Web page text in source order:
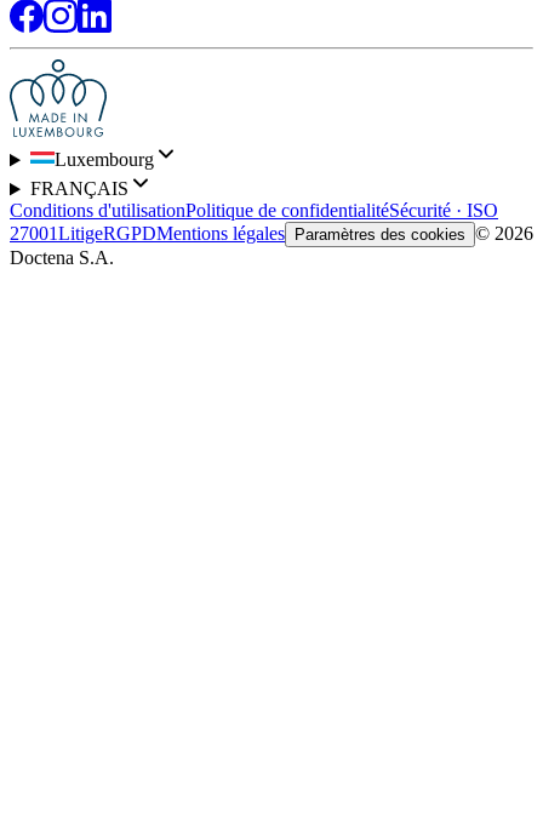
Luxembourg
FRANÇAIS
Conditions d'utilisationPolitique de confidentialitéSécurité · ISO
27001LitigeRGPDMentions légales Paramètres des cookies © 2026
Doctena S.A.